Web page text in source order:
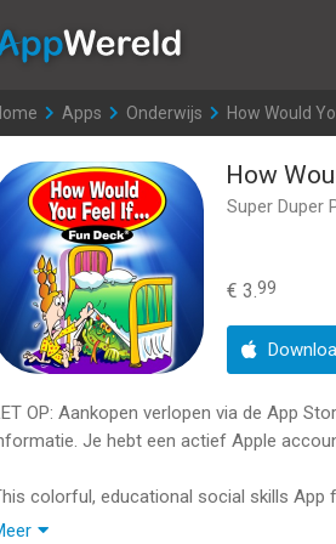
>
Apps >
Onderwijs >
How Would
How
Super Duper
€ 3.99
OP: Aankopen verlopen via de App
Je hebt een actief Apple
colorful, educational social skills
cards (plus audio of each card text)